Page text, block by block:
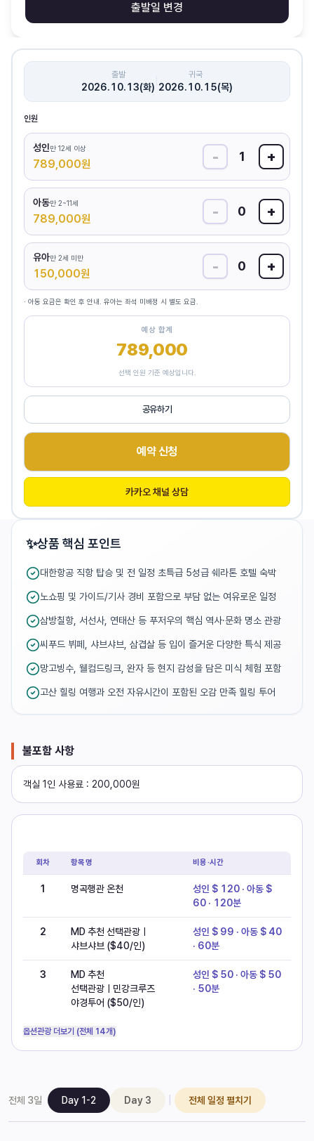
출발일 변경
출발
2026.10.13(화)
귀국
2026.10.15(목)
인원
성인만 12세 이상
789,000원 - 1 +
아동만 2~11세
789,000원 - 0 +
유아만 2세 미만
150,000원 - 0 +
· 아동 요금은 확인 후 안내. 유아는 좌석 미배정 시 별도 요금.
예상 합계
789,000
선택 인원 기준 예상입니다.
공유하기
예약 신청
카카오 채널 상담
✨상품 핵심 포인트
대한항공 직항 탑승 및 전 일정 초특급 5성급 쉐라톤 호텔 숙박
노쇼핑 및 가이드/기사 경비 포함으로 부담 없는 여유로운 일정
삼방칠항, 서선사, 연태산 등 푸저우의 핵심 역사·문화 명소 관광
씨푸드 뷔페, 샤브샤브, 삼겹살 등 입이 즐거운 다양한 특식 제공
망고빙수, 웰컴드링크, 완자 등 현지 감성을 담은 미식 체험 포함
고산 힐링 여행과 오전 자유시간이 포함된 오감 만족 힐링 투어
불포함 사항
객실 1인 사용료 : 200,000원
회차 항목명 비용·시간
1 명곡행관 온천
성인 $ 120 · 아동 $
60 · 120분
2
MD 추천 선택관광ㅣ
샤브샤브 ($40/인)
성인 $ 99 · 아동 $ 40
· 60분
3
MD 추천
선택관광ㅣ민강크루즈
야경투어 ($50/인)
성인 $ 50 · 아동 $ 50
· 50분
옵션관광 더보기 (전체 14개)
전체 3일 Day 1-2 Day 3 전체 일정 펼치기